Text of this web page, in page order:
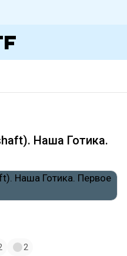
Наша Готика.
2